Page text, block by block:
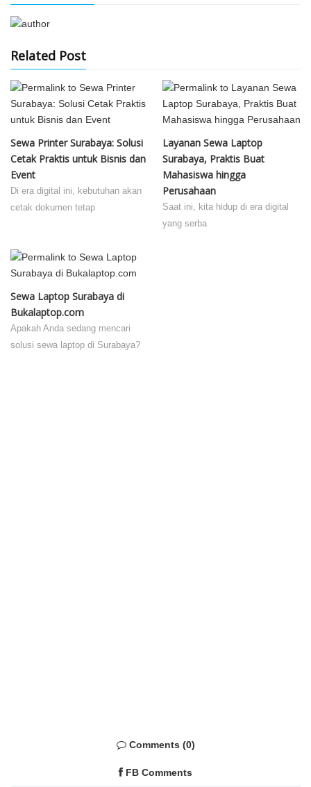
Related Post
Sewa Printer Surabaya: Solusi
Cetak Praktis untuk Bisnis dan
Event
Di era digital ini, kebutuhan akan
cetak dokumen tetap
Layanan Sewa Laptop
Surabaya, Praktis Buat
Mahasiswa hingga
Perusahaan
Saat ini, kita hidup di era digital
yang serba
Sewa Laptop Surabaya di
Bukalaptop.com
Apakah Anda sedang mencari
solusi sewa laptop di Surabaya?
Comments (0)
FB Comments